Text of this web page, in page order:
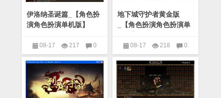
伊洛纳圣诞篇_【角色扮
演角色扮演单机版】
08-17 217
0
角色扮演
地下城守护者黄金版
_【角色扮演角色扮演单
08-17 218
0
角色扮演